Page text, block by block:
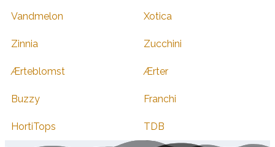
Vandmelon Xotica
Zinnia Zucchini
Ærteblomst Ærter
Buzzy Franchi
HortiTops TDB